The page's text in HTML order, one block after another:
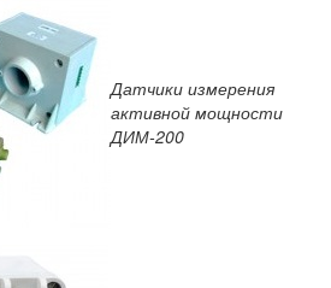
Датчики измерения
активной мощности
ДИМ-200